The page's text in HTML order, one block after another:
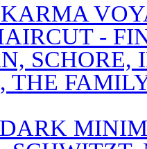
-
THE